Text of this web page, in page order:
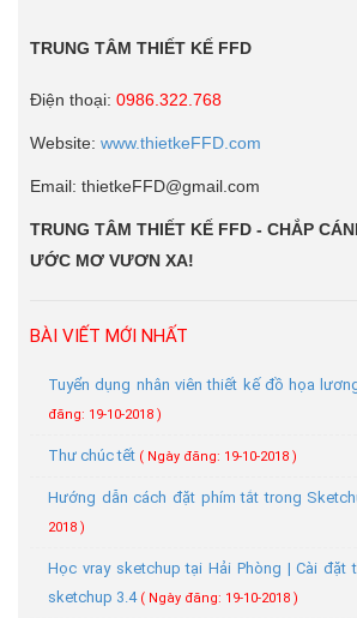
TRUNG TÂM THIẾT KẾ FFD
Điện thoại: 0986.322.768
Website: www.thietkeFFD.com
Email: thietkeFFD@gmail.com
TRUNG TÂM THIẾT KẾ FFD - CHẮP
ƯỚC MƠ VƯƠN XA!
BÀI VIẾT MỚI NHẤT
Tuyển dụng nhân viên thiết kế đồ họa
đăng: 19-10-2018 )
Thư chúc tết ( Ngày đăng: 19-10-2018 )
Hướng dẫn cách đặt phím tắt trong
2018 )
Học vray sketchup tại Hải Phòng | Cài đặt
sketchup 3.4 ( Ngày đăng: 19-10-2018 )